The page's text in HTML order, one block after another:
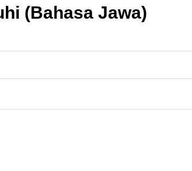
(Bahasa Jawa)